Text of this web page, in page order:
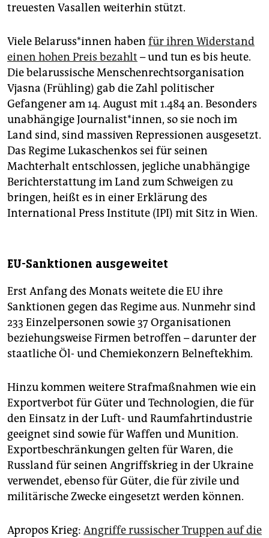
treuesten Vasallen weiterhin stützt.
Viele Be­la­rus­s*in­nen haben für ihren Widerstand
einen hohen Preis bezahlt – und tun es bis heute.
Die belarussische Menschenrechtsorganisation
Vjasna (Frühling) gab die Zahl politischer
Gefangener am 14. August mit 1.484 an. Besonders
unabhängige Journalist*innen, so sie noch im
Land sind, sind massiven Repressionen ausgesetzt.
Das Regime Lukaschenkos sei für seinen
Machterhalt entschlossen, jegliche unabhängige
Berichterstattung im Land zum Schweigen zu
bringen, heißt es in einer Erklärung des
International Press Institute (IPI) mit Sitz in Wien.
EU-Sanktionen ausgeweitet
Erst Anfang des Monats weitete die EU ihre
Sanktionen gegen das Regime aus. Nunmehr sind
233 Einzelpersonen sowie 37 Organisationen
beziehungsweise Firmen betroffen – darunter der
staatliche Öl- und Chemiekonzern Belneftekhim.
Hinzu kommen weitere Strafmaßnahmen wie ein
Exportverbot für Güter und Technologien, die für
den Einsatz in der Luft- und Raumfahrtindustrie
geeignet sind sowie für Waffen und Munition.
Exportbeschränkungen gelten für Waren, die
Russland für seinen Angriffskrieg in der Ukraine
verwendet, ebenso für Güter, die für zivile und
militärische Zwecke eingesetzt werden können.
Apropos Krieg: Angriffe russischer Truppen auf die